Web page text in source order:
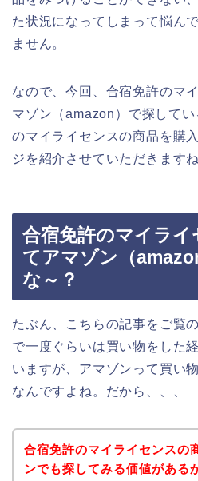
た状況になってしまって悩ん
ません。
なので、今回、合宿免許のマ
マゾン（amazon）で探して
のマイライセンスの商品を購
ジを紹介させていただきます
合宿免許のマイライ
てアマゾン（
な～？
たぶん、こちらの記事をご覧
で一度ぐらいは買い物をした
いますが、アマゾンって買い
なんですよね。だから、、、
合宿免許のマイライセンスの
ンでも探してみる価値がある